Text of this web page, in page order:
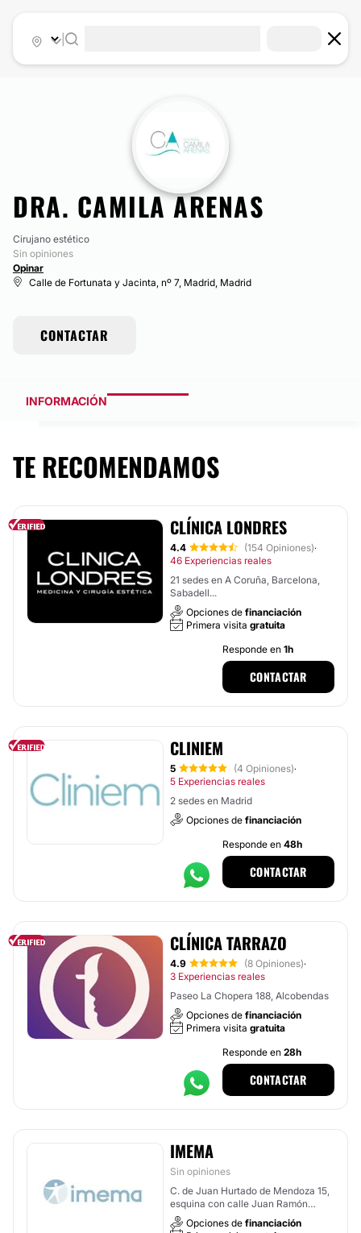
DRA. CAMILA ARENAS
Cirujano estético
Sin opiniones
Opinar
Calle de Fortunata y Jacinta, nº 7, Madrid, Madrid
CONTACTAR
INFORMACIÓN
TE RECOMENDAMOS
CLÍNICA LONDRES
4.4 (154 Opiniones)·
46 Experiencias reales
21 sedes en A Coruña, Barcelona,
Sabadell...
Opciones de financiación
Primera visita gratuita
Responde en 1h
CONTACTAR
CLINIEM
5 (4 Opiniones)·
5 Experiencias reales
2 sedes en Madrid
Opciones de financiación
Responde en 48h
CONTACTAR
CLÍNICA TARRAZO
4.9 (8 Opiniones)·
3 Experiencias reales
Paseo La Chopera 188, Alcobendas
Opciones de financiación
Primera visita gratuita
Responde en 28h
CONTACTAR
IMEMA
Sin opiniones
C. de Juan Hurtado de Mendoza 15,
esquina con calle Juan Ramón
Jiménez, Madrid
Opciones de financiación